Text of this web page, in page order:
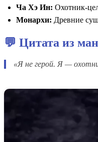
Ча Хэ Ин: Охотник-
Монархи: Древние
💬 Цитата из
«Я не герой. Я —